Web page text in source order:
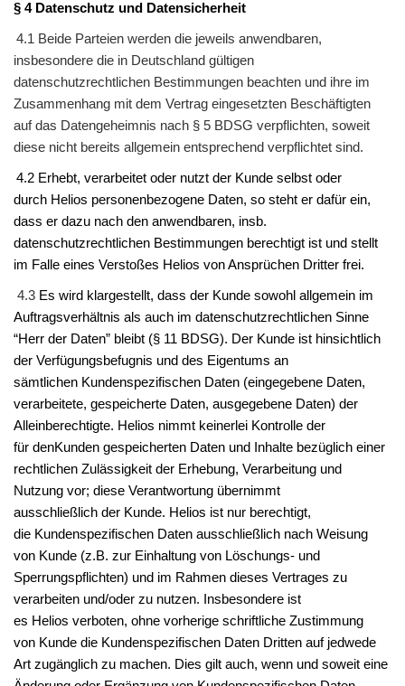
§ 4 Datenschutz und Datensicherheit
4.1 Beide Parteien werden die jeweils anwendbaren,
insbesondere die in Deutschland gültigen
datenschutzrechtlichen Bestimmungen beachten und ihre im
Zusammenhang mit dem Vertrag eingesetzten Beschäftigten
auf das Datengeheimnis nach § 5 BDSG verpflichten, soweit
diese nicht bereits allgemein entsprechend verpflichtet sind.
4.2 Erhebt, verarbeitet oder nutzt der Kunde selbst oder
durch Helios personenbezogene Daten, so steht er dafür ein,
dass er dazu nach den anwendbaren, insb.
datenschutzrechtlichen Bestimmungen berechtigt ist und stellt
im Falle eines Verstoßes Helios von Ansprüchen Dritter frei.
4.3 Es wird klargestellt, dass der Kunde sowohl allgemein im
Auftragsverhältnis als auch im datenschutzrechtlichen Sinne
“Herr der Daten” bleibt (§ 11 BDSG). Der Kunde ist hinsichtlich
der Verfügungsbefugnis und des Eigentums an
sämtlichen Kundenspezifischen Daten (eingegebene Daten,
verarbeitete, gespeicherte Daten, ausgegebene Daten) der
Alleinberechtigte. Helios nimmt keinerlei Kontrolle der
für denKunden gespeicherten Daten und Inhalte bezüglich einer
rechtlichen Zulässigkeit der Erhebung, Verarbeitung und
Nutzung vor; diese Verantwortung übernimmt
ausschließlich der Kunde. Helios ist nur berechtigt,
die Kundenspezifischen Daten ausschließlich nach Weisung
von Kunde (z.B. zur Einhaltung von Löschungs- und
Sperrungspflichten) und im Rahmen dieses Vertrages zu
verarbeiten und/oder zu nutzen. Insbesondere ist
es Helios verboten, ohne vorherige schriftliche Zustimmung
von Kunde die Kundenspezifischen Daten Dritten auf jedwede
Art zugänglich zu machen. Dies gilt auch, wenn und soweit eine